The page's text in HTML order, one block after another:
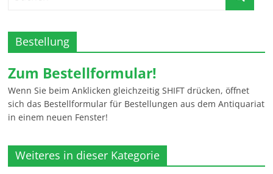
Bestellung
Zum Bestellformular!
Wenn Sie beim Anklicken gleichzeitig SHIFT drücken, öffnet
sich das Bestellformular für Bestellungen aus dem Antiquariat
in einem neuen Fenster!
Weiteres in dieser Kategorie